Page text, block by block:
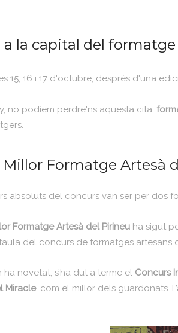
a la capital del
15, 16 i 17 d'octubre, després d'una
no podíem perdre'ns aquesta cita,
Millor Formatge Artesà
absoluts del concurs van ser per dos
Formatge Artesà del Pirineu ha sigut
del concurs de formatges artesans
ha novetat, s’ha dut a terme el Concurs
Miracle, com el millor dels guardonats.